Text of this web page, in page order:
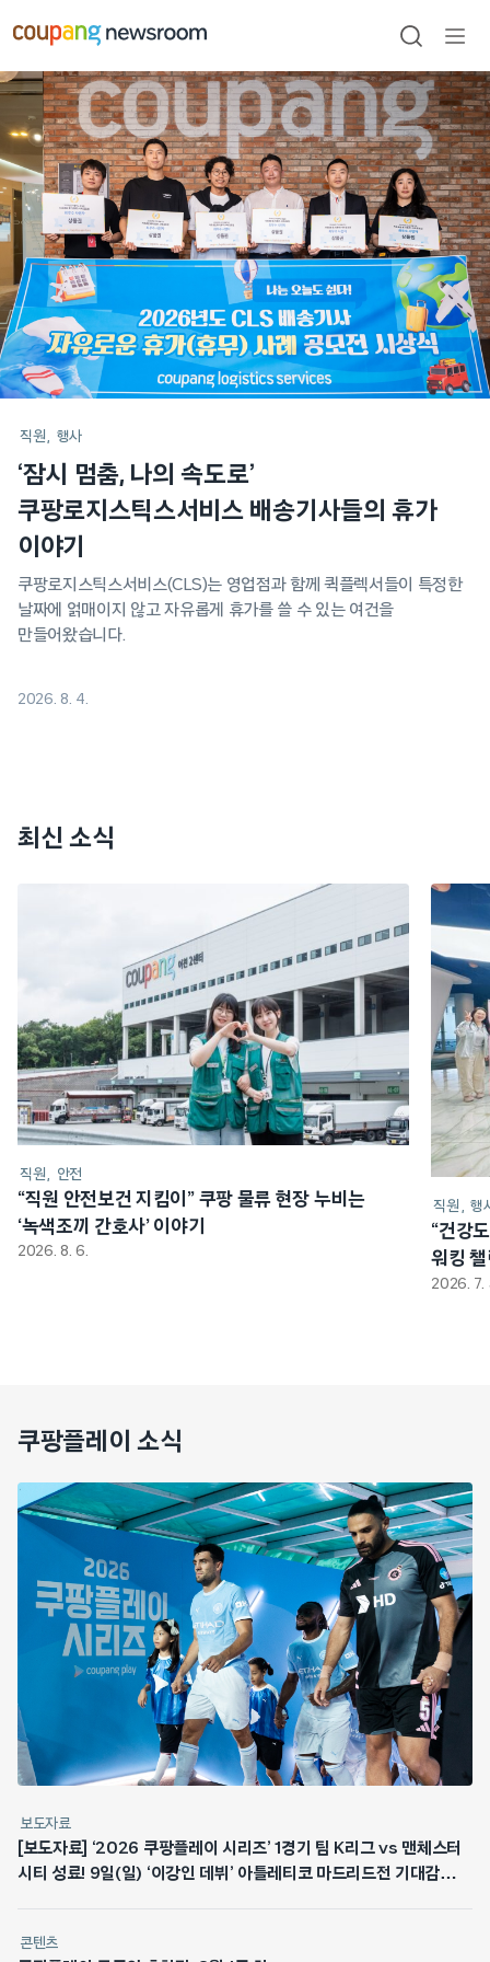
건너뛰기
검색
열기
메인
포스트
직원 행사
‘잠시 멈춤, 나의 속도로’
쿠팡로지스틱스서비스 배송기사들의 휴가
이야기
쿠팡로지스틱스서비스(CLS)는 영업점과 함께 퀵플렉서들이 특정한
날짜에 얽매이지 않고 자유롭게 휴가를 쓸 수 있는 여건을
만들어왔습니다.
2026. 8. 4.
최신 소식
직원 안전
“직원 안전보건 지킴이” 쿠팡 물류 현장 누비는
‘녹색조끼 간호사’ 이야기
2026. 8. 6.
직원 행
“건강
워킹
2026. 7.
쿠팡플레이 소식
보도자료
[보도자료] ‘2026 쿠팡플레이 시리즈’ 1경기 팀 K리그 vs 맨체스터
시티 성료! 9일(일) ‘이강인 데뷔’ 아틀레티코 마드리드전 기대감
콘텐츠